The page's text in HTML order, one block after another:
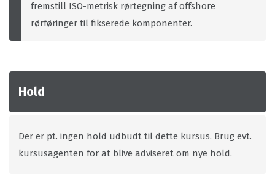
fremstill ISO-metrisk rørtegning af offshore
rørføringer til fikserede komponenter.
Hold
Der er pt. ingen hold udbudt til dette kursus. Brug evt.
kursusagenten for at blive adviseret om nye hold.